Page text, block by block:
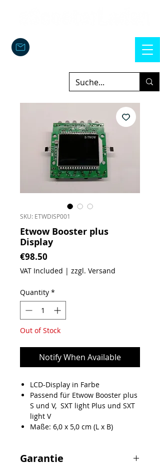
SKU: ETWDISP001
Etwow Booster plus
Display
€98.50
VAT Included | zzgl. Versand
Quantity *
Out of Stock
Notify When Available
LCD-Display in Farbe
Passend für Etwow Booster plus
S und V, SXT light Plus und SXT
light V
Maße: 6,0 x 5,0 cm (L x B)
Garantie